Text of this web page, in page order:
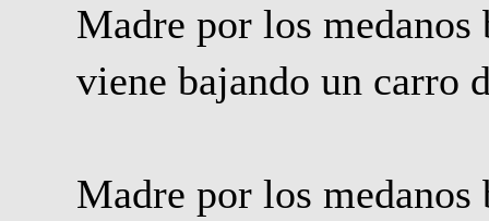
Madre por los medanos
viene bajando un carro
Madre por los medanos